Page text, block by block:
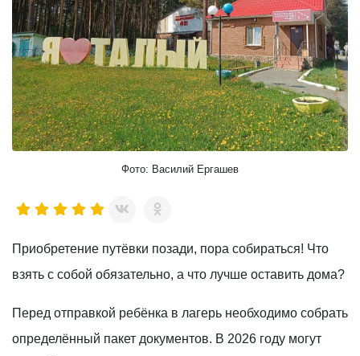
Фото: Василий Ергашев
Приобретение путёвки позади, пора собираться! Что
взять с собой обязательно, а что лучше оставить дома?
Перед отправкой ребёнка в лагерь необходимо собрать
определённый пакет документов. В 2026 году могут